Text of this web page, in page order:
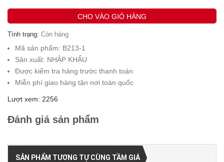
CHO VÀO GIỎ HÀNG
Tình trạng: Còn hàng
Mã sản phẩm: B213-1
Sản xuất: NHẬP KHẨU
Được kiểm tra hàng trước thanh toán
Miễn phí giao hàng tận nơi toàn quốc
Lượt xem: 2256
Đánh giá sản phẩm
SẢN PHẨM TƯƠNG TỰ CÙNG TẦM GIÁ